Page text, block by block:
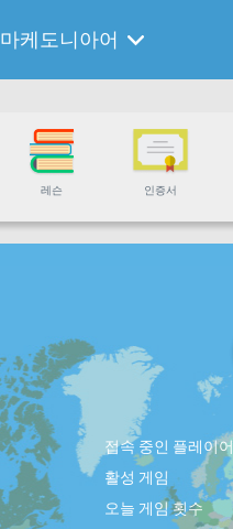
마케도니아어
레슨 인증서
접속 중인 플레이어
활성 게임
오늘 게임 횟수